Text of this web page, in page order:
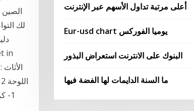
الصين
لك
أعلى مرتبة تداول الأسهم عبر الإنترنت
Eur-usd chart يوميا الفوركس
البنوك على الانترنت استعراض البذور
ما السنة الدايمات لها الفضة فيها